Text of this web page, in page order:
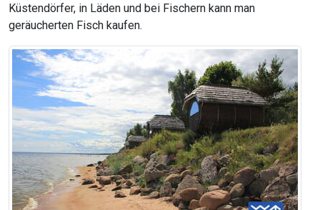
Küstendörfer, in Läden und bei Fischern kann man
geräucherten Fisch kaufen.